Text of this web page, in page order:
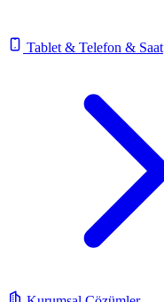
Tablet & Telefon & Saat